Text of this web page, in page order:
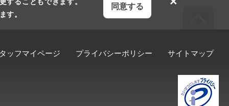
ッフマイページ プライバシーポリシー サイトマップ
す。
同意する